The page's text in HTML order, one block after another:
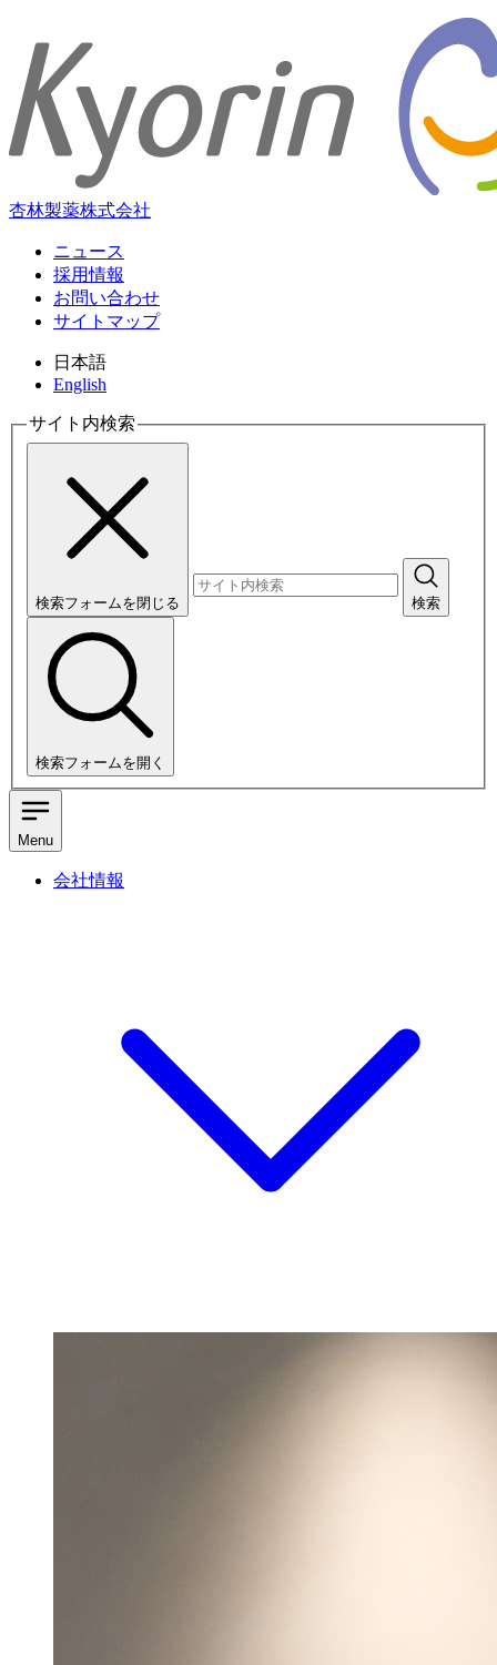
杏林製薬株式会社
ニュース
採用情報
お問い合わせ
サイトマップ
日本語
English
サイト内検索
検索フォームを閉じる 検索
検索フォームを開く
Menu
会社情報